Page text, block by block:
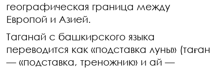
географическая граница между
Европой и Азией.
Таганай с башкирского языка
переводится как «подставка луны» (таған
— «подставка, треножник» и ай —